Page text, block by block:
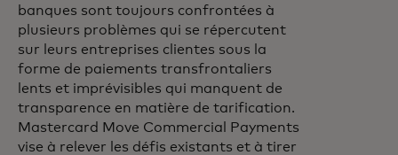
banques sont toujours confrontées à
plusieurs problèmes qui se répercutent
sur leurs entreprises clientes sous la
forme de paiements transfrontaliers
lents et imprévisibles qui manquent de
transparence en matière de tarification.
Mastercard Move Commercial Payments
vise à relever les défis existants et à tirer